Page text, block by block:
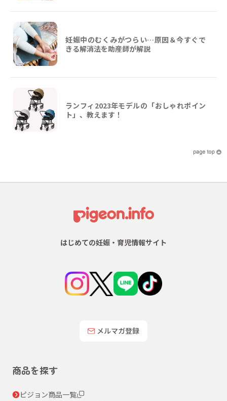
妊娠中のむくみがつらい…原因＆今すぐで
きる解消法を助産師が解説
ランフィ2023年モデルの「おしゃれポイン
ト」、教えます！
はじめての妊娠・育児情報サイト
メルマガ登録
商品を探す
ピジョン商品一覧